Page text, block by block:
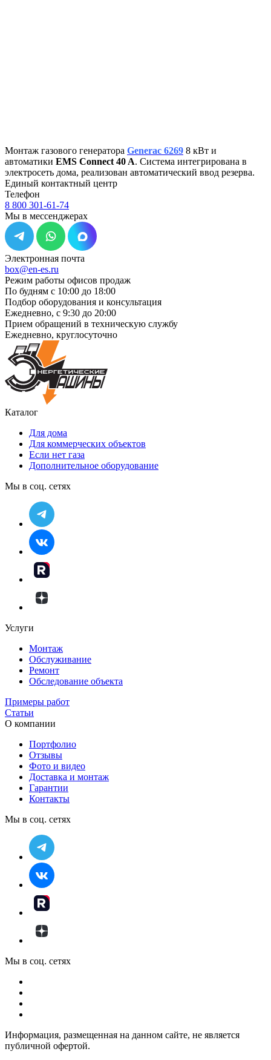
Монтаж газового генератора Generac 6269 8 кВт и
автоматики EMS Connect 40 A. Система интегрирована в
электросеть дома, реализован автоматический ввод резерва.
Единый контактный центр
Телефон
8 800 301-61-74
Мы в мессенджерах
Электронная почта
box@en-es.ru
Режим работы офисов продаж
По будням с 10:00 до 18:00
Подбор оборудования и консультация
Ежедневно, с 9:30 до 20:00
Прием обращений в техническую службу
Ежедневно, круглосуточно
Каталог
Для дома
Для коммерческих объектов
Если нет газа
Дополнительное оборудование
Мы в соц. сетях
Услуги
Монтаж
Обслуживание
Ремонт
Обследование объекта
Примеры работ
Статьи
О компании
Портфолио
Отзывы
Фото и видео
Доставка и монтаж
Гарантии
Контакты
Мы в соц. сетях
Мы в соц. сетях
Информация, размещенная на данном сайте, не является
публичной офертой.